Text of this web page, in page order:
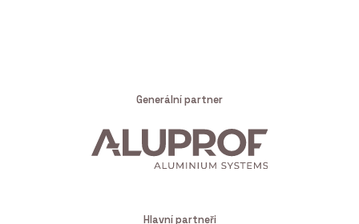
Generální partner
Hlavní partneři